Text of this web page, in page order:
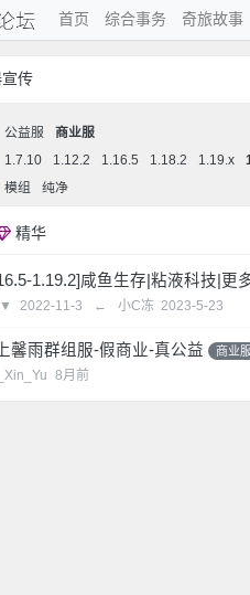
首页 综合事务 奇旅故事
传
公益服
商业服
1.7.10 1.12.2 1.16.5 1.18.2 1.19.x
模组 纯净
精华
1.19.2]咸鱼生存|粘液科技|更
2022-11-3 ← 小C冻 2023-5-23
馨雨群组服-假商业-真公益 商业服
8月前